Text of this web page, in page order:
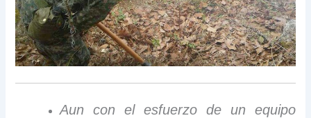
Aun con el esfuerzo de un equipo